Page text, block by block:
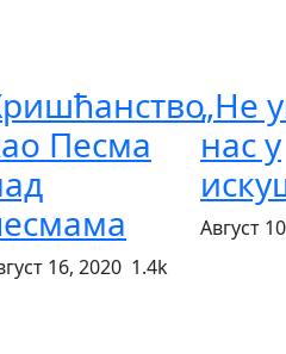
Песма
16, 2020 1.4k
„Не
нас у
Август